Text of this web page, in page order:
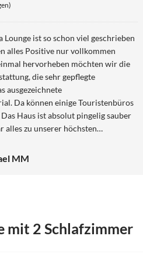
Lounge ist so schon viel geschrieben
alles Positive nur vollkommen
hervorheben möchten wir die
die sehr gepflegte
ausgezeichnete
Da können einige Touristenbüros
Haus ist absolut pingelig sauber
alles zu unserer höchsten
immer sofort erreichbar. Einfach
MM
mit 2 Schlafzimmer